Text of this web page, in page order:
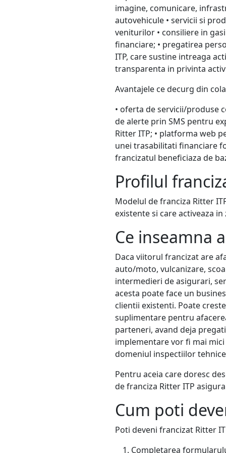
imagine, comunicare,
autovehicule • servicii si
veniturilor • consiliere in
financiare; • pregatirea
ITP, care sustine intreaga
transparenta in privinta
Avantajele ce decurg din
• oferta de servicii/produse
de alerte prin SMS pentru
Ritter ITP; • platforma web
unei trasabilitati financiare
francizatul beneficiaza de
Profilul
Modelul de franciza Ritter
existente si care activeaza
Ce inseamna
Daca viitorul francizat are
auto/moto, vulcanizare,
intermedieri de asigurari,
acesta poate face un
clientii existenti. Poate
suplimentare pentru
parteneri, avand deja
implementare vor fi mai
domeniul inspectiilor
Pentru aceia care doresc
de franciza Ritter ITP
Cum poti
Poti deveni francizat Ritter
Completarea